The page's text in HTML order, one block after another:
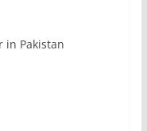
in Pakistan